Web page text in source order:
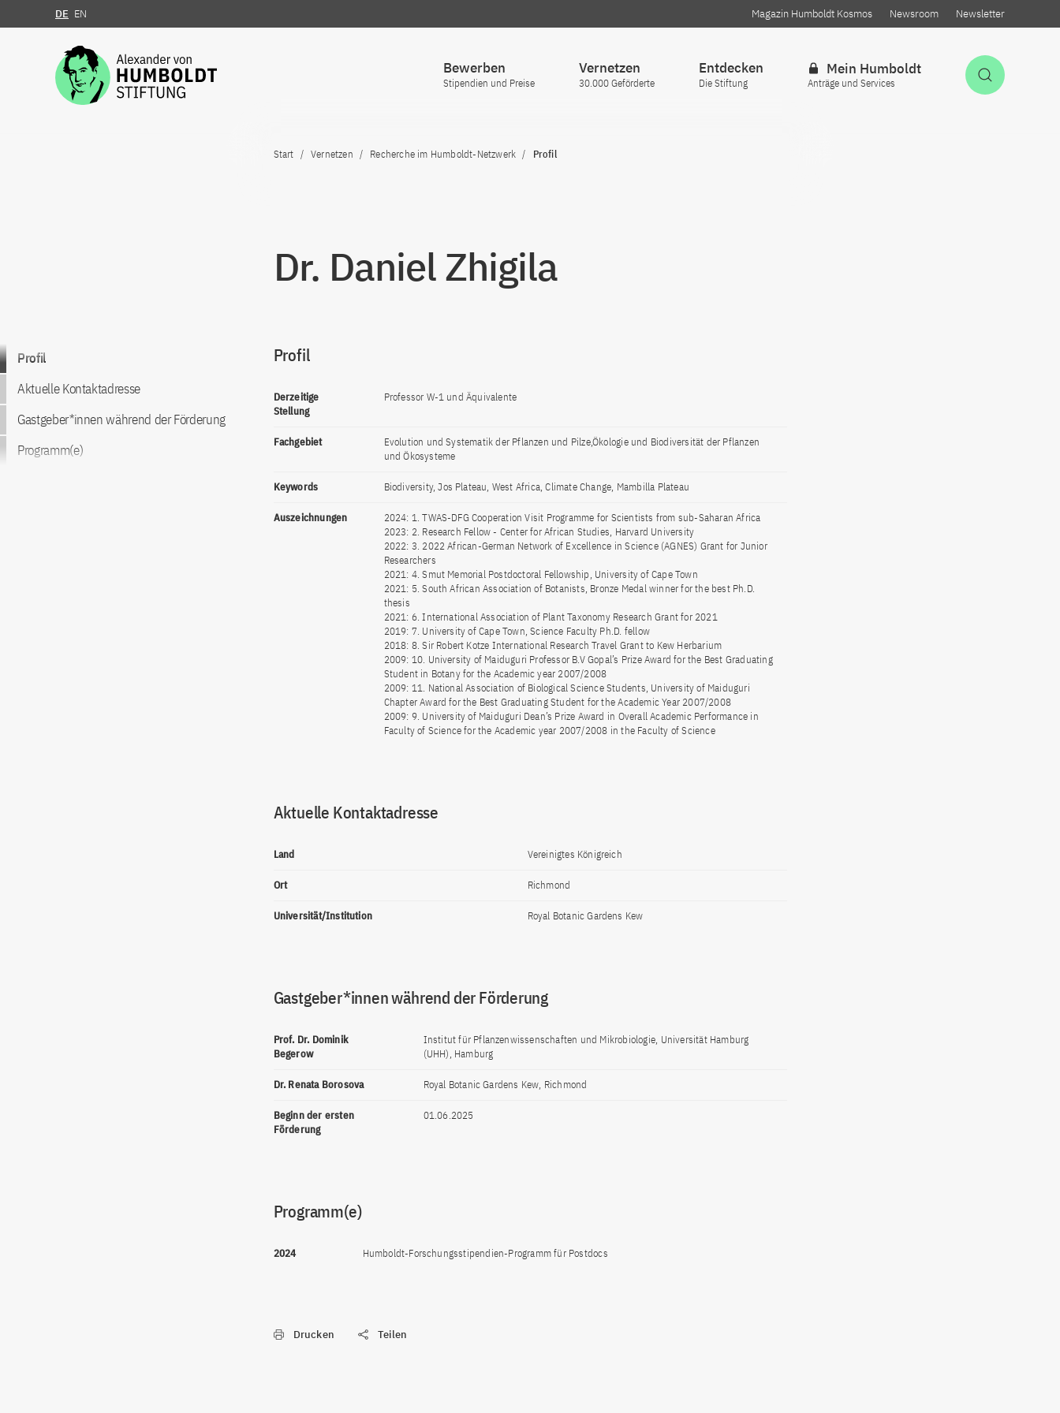
Zum Inhalt springen
DE EN Magazin Humboldt Kosmos Newsroom Newsletter
Bewerben
Stipendien und Preise
Vernetzen
30.000 Geförderte
Entdecken
Die Stiftung
Mein Humboldt
Anträge und Services
Start Vernetzen Recherche im Humboldt-Netzwerk Profil
Dr. Daniel Zhigila
Zum Inhalt springen
Profil
Aktuelle Kontaktadresse
Gastgeber*innen während der Förderung
Programm(e)
Profil
Derzeitige
Stellung
Professor W-1 und Äquivalente
Fachgebiet
Evolution und Systematik der Pflanzen und Pilze,Ökologie und Biodiversität der Pflanzen
und Ökosysteme
Keywords Biodiversity, Jos Plateau, West Africa, Climate Change, Mambilla Plateau
Auszeichnungen
2024: 1. TWAS-DFG Cooperation Visit Programme for Scientists from sub-Saharan Africa
2023: 2. Research Fellow - Center for African Studies, Harvard University
2022: 3. 2022 African-German Network of Excellence in Science (AGNES) Grant for Junior
Researchers
2021: 4. Smut Memorial Postdoctoral Fellowship, University of Cape Town
2021: 5. South African Association of Botanists, Bronze Medal winner for the best Ph.D.
thesis
2021: 6. International Association of Plant Taxonomy Research Grant for 2021
2019: 7. University of Cape Town, Science Faculty Ph.D. fellow
2018: 8. Sir Robert Kotze International Research Travel Grant to Kew Herbarium
2009: 10. University of Maiduguri Professor B.V Gopal’s Prize Award for the Best Graduating
Student in Botany for the Academic year 2007/2008
2009: 11. National Association of Biological Science Students, University of Maiduguri
Chapter Award for the Best Graduating Student for the Academic Year 2007/2008
2009: 9. University of Maiduguri Dean’s Prize Award in Overall Academic Performance in
Faculty of Science for the Academic year 2007/2008 in the Faculty of Science
Aktuelle Kontaktadresse
Land Vereinigtes Königreich
Ort Richmond
Universität/Institution Royal Botanic Gardens Kew
Gastgeber*innen während der Förderung
Prof. Dr. Dominik
Begerow
Institut für Pflanzenwissenschaften und Mikrobiologie, Universität Hamburg
(UHH), Hamburg
Dr. Renata Borosova Royal Botanic Gardens Kew, Richmond
Beginn der ersten
Förderung
01.06.2025
Programm(e)
2024 Humboldt-Forschungsstipendien-Programm für Postdocs
Drucken Teilen